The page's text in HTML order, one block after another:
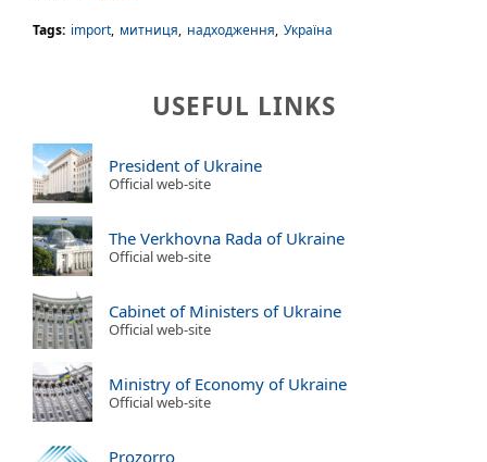
Tags: import, митниця, надходження, Україна
USEFUL LINKS
President of Ukraine
Official web-site
The Verkhovna Rada of Ukraine
Official web-site
Cabinet of Ministers of Ukraine
Official web-site
Ministry of Economy of Ukraine
Official web-site
Prozorro